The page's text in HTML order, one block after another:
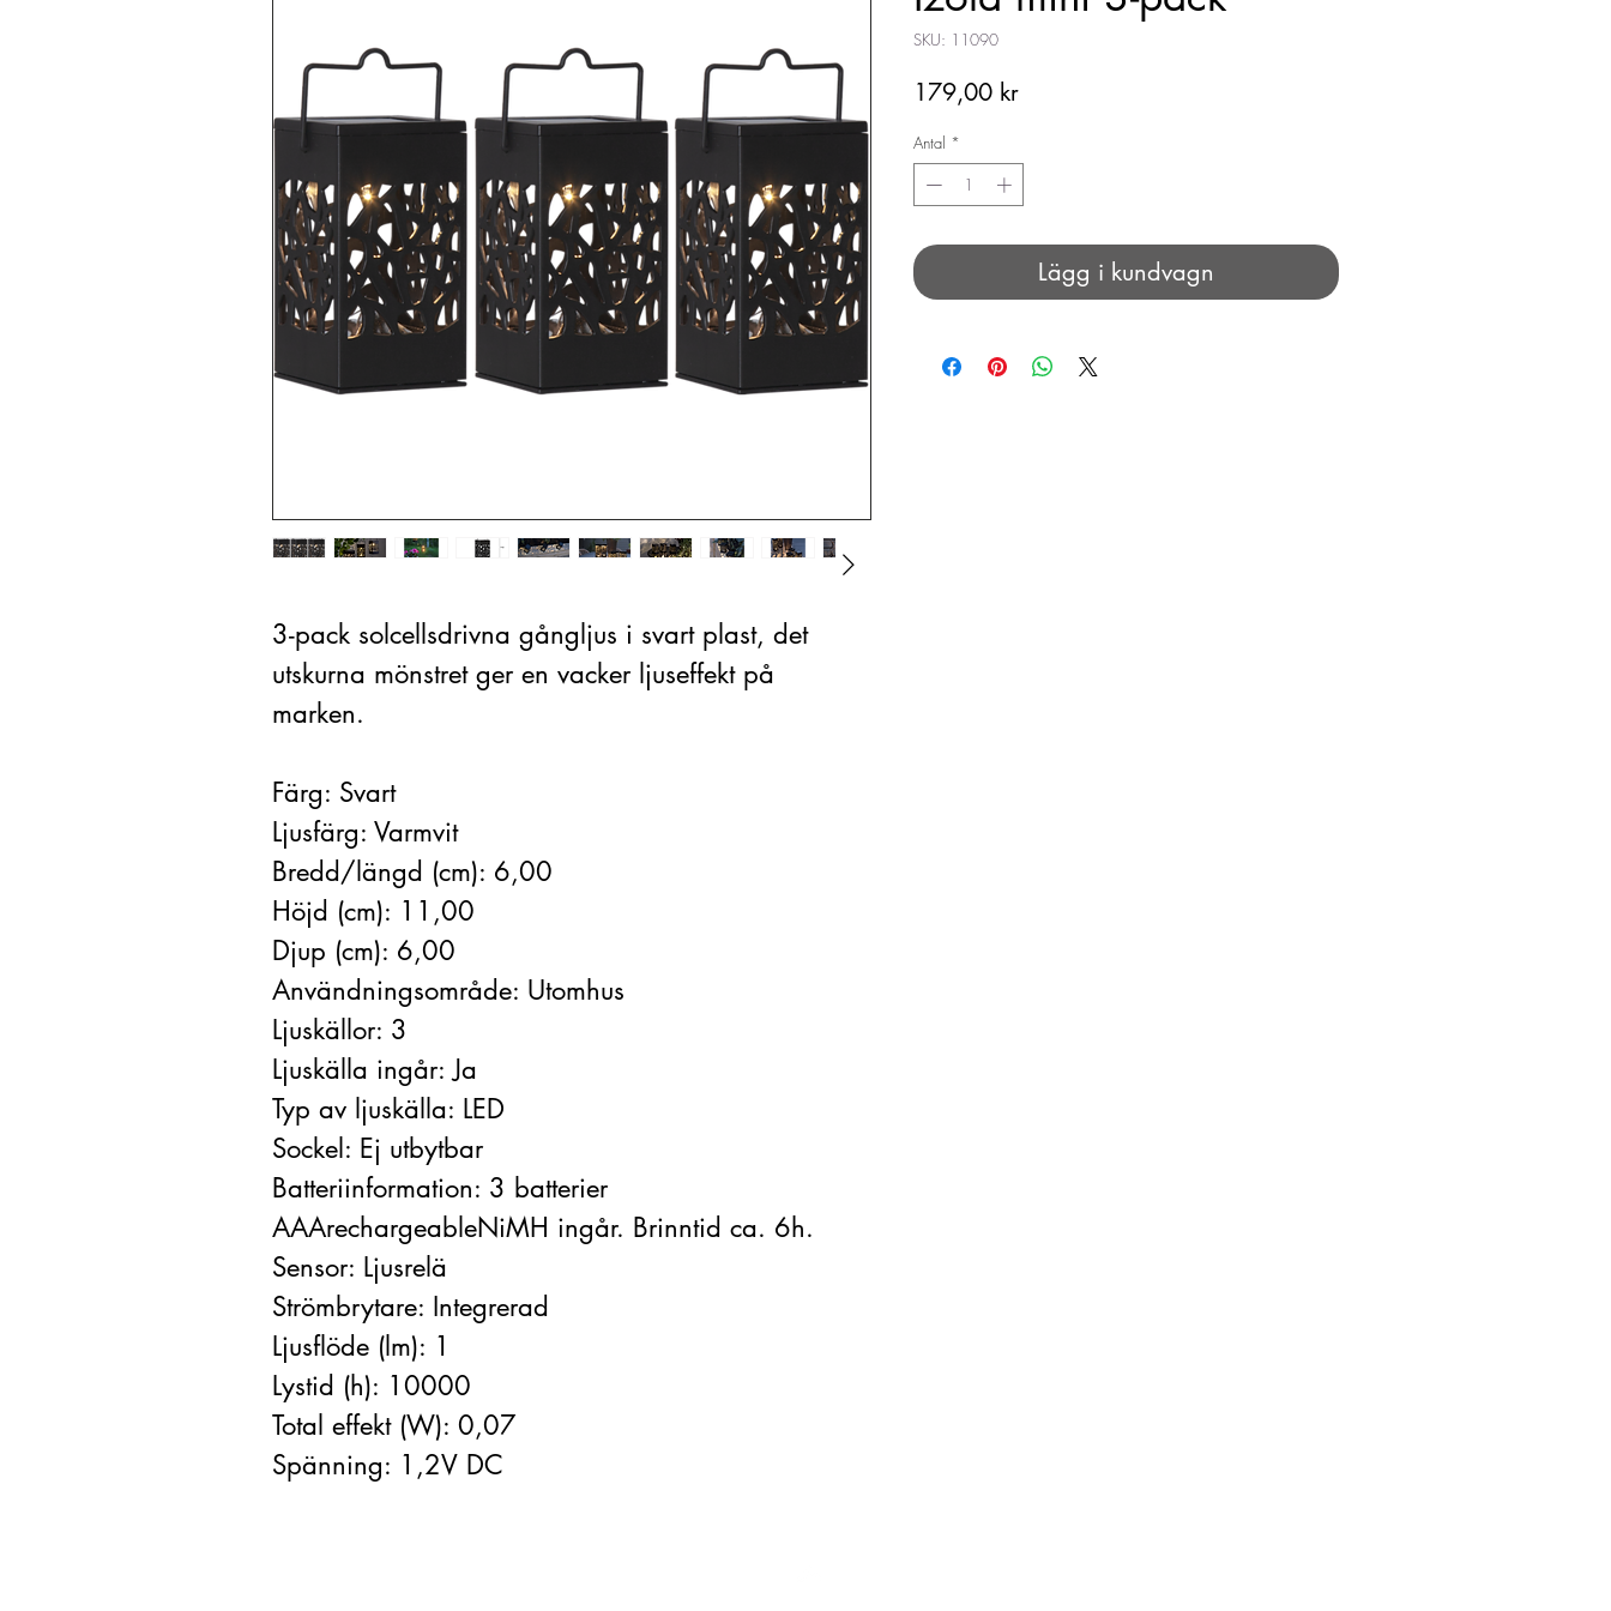
3-pack solcellsdrivna gångljus i svart plast, det
utskurna mönstret ger en vacker ljuseffekt på
marken.
Färg: Svart
Ljusfärg: Varmvit
Bredd/längd (cm): 6,00
Höjd (cm): 11,00
Djup (cm): 6,00
Användningsområde: Utomhus
Ljuskällor: 3
Ljuskälla ingår: Ja
Typ av ljuskälla: LED
Sockel: Ej utbytbar
Batteriinformation: 3 batterier
AAArechargeableNiMH ingår. Brinntid ca. 6h.
Sensor: Ljusrelä
Strömbrytare: Integrerad
Ljusflöde (lm): 1
Lystid (h): 10000
Total effekt (W): 0,07
Spänning: 1,2V DC
SKU: 11090
179,00 krPris
Antal *
Lägg i kundvagn